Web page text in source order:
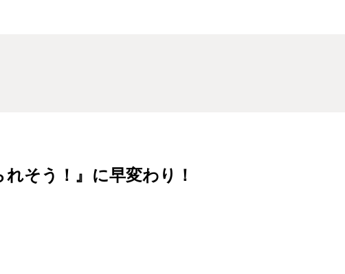
そう！』に早変わり！